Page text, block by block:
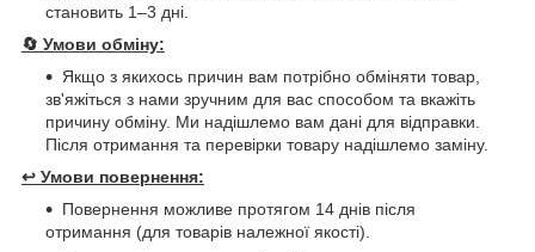
становить 1–3 дні.
🔄 Умови обміну:
Якщо з якихось причин вам потрібно обміняти товар,
зв'яжіться з нами зручним для вас способом та вкажіть
причину обміну. Ми надішлемо вам дані для відправки.
Після отримання та перевірки товару надішлемо заміну.
↩️ Умови повернення:
Повернення можливе протягом 14 днів після
отримання (для товарів належної якості).